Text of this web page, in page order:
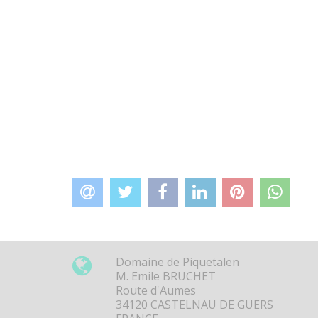
Domaine de Piquetalen
M. Emile BRUCHET
Route d'Aumes
34120 CASTELNAU DE GUERS